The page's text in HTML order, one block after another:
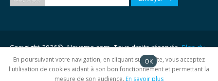
Copyright 2026©. Novemo.com. Tous droits réservés.Plan du
site
En poursuivant votre navigation, en cliquant sur ce site, vous acceptez
l'utilisation de cookies aidant à son bon fonctionnement et permettant la
mesure de son audience. En savoir plus
OK